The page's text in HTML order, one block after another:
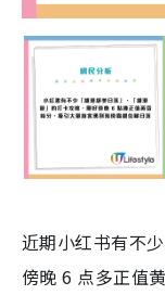
近期小红书有不
傍晚 6 点多正值